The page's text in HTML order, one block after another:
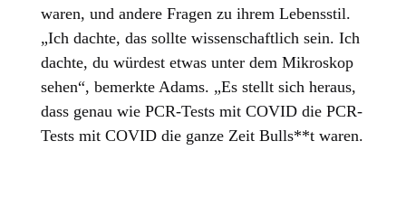
waren, und andere Fragen zu ihrem Lebensstil.
„Ich dachte, das sollte wissenschaftlich sein. Ich
dachte, du würdest etwas unter dem Mikroskop
sehen“, bemerkte Adams. „Es stellt sich heraus,
dass genau wie PCR-Tests mit COVID die PCR-
Tests mit COVID die ganze Zeit Bulls**t waren.